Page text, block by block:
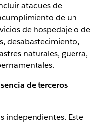
ataques de
de un
de hospedaje o de
desabastecimiento,
naturales, guerra,
de terceros
independientes. Este